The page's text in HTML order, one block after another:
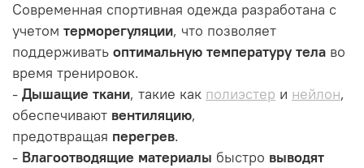
Современная спортивная одежда разработана с
учетом терморегуляции, что позволяет
поддерживать оптимальную температуру тела во
время тренировок.
- Дышащие ткани, такие как полиэстер и нейлон,
обеспечивают вентиляцию,
предотвращая перегрев.
- Влагоотводящие материалы быстро выводят